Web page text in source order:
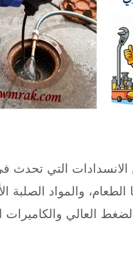
التي تحدث
والمواد الصلبة
العالي والكاميرات